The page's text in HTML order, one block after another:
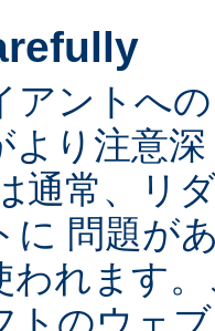
アントへ
より注意
通常、リ
に 問題が
われます
トのウェ